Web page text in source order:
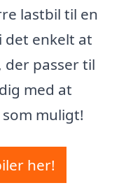
lastbil til en
enkelt at
passer til
med at
muligt!
her!